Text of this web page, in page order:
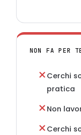
NON FA PER
Cerchi
pratica
Non
Cerchi